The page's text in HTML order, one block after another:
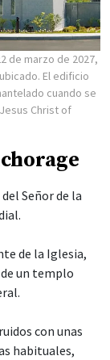
de marzo de 2027,
El edificio
cuando se
Christ of
Señor de la
de la Iglesia,
un templo
con unas
habituales,